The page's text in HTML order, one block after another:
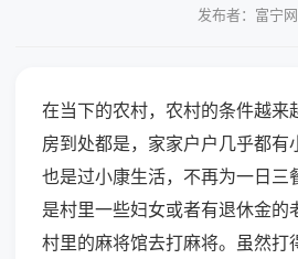
发布者：富宁网
在当下的农村，农村的条件越来
房到处都是，家家户户几乎都有
也是过小康生活，不再为一日三
是村里一些妇女或者有退休金的
村里的麻将馆去打麻将。虽然打